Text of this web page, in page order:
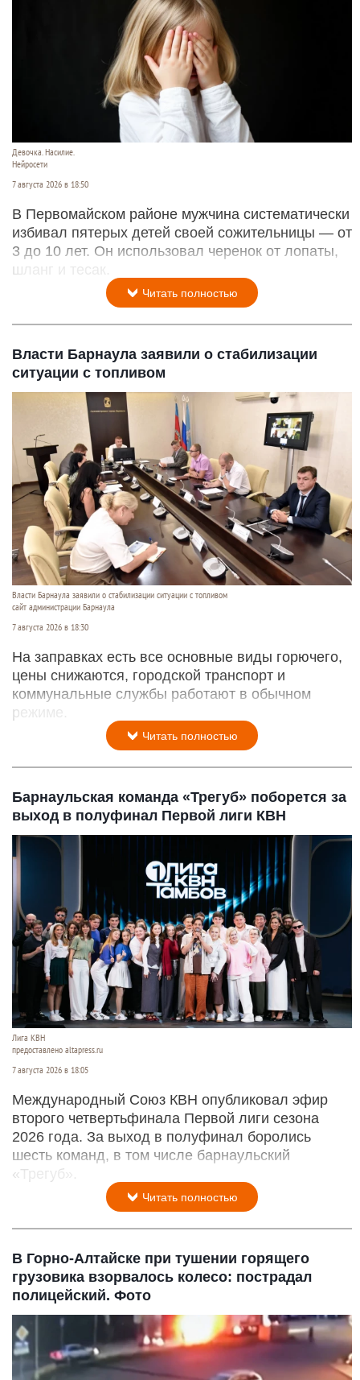
Девочка. Насилие.
Нейросети
7 августа 2026 в 18:50
В Первомайском районе мужчина систематически
избивал пятерых детей своей сожительницы — от
3 до 10 лет. Он использовал черенок от лопаты,
шланг и тесак.
Читать полностью
Власти Барнаула заявили о стабилизации
ситуации с топливом
Власти Барнаула заявили о стабилизации ситуации с топливом
сайт администрации Барнаула
7 августа 2026 в 18:30
На заправках есть все основные виды горючего,
цены снижаются, городской транспорт и
коммунальные службы работают в обычном
режиме.
Читать полностью
Барнаульская команда «Трегуб» поборется за
выход в полуфинал Первой лиги КВН
Лига КВН
предоставлено altapress.ru
7 августа 2026 в 18:05
Международный Союз КВН опубликовал эфир
второго четвертьфинала Первой лиги сезона
2026 года. За выход в полуфинал боролись
шесть команд, в том числе барнаульский
«Трегуб».
Читать полностью
В Горно-Алтайске при тушении горящего
грузовика взорвалось колесо: пострадал
полицейский. Фото